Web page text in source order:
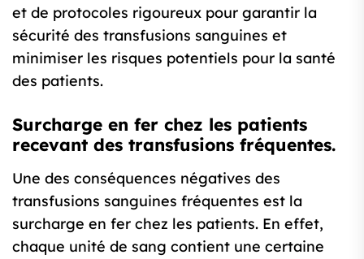
et de protocoles rigoureux pour garantir la
sécurité des transfusions sanguines et
minimiser les risques potentiels pour la santé
des patients.
Surcharge en fer chez les patients
recevant des transfusions fréquentes.
Une des conséquences négatives des
transfusions sanguines fréquentes est la
surcharge en fer chez les patients. En effet,
chaque unité de sang contient une certaine